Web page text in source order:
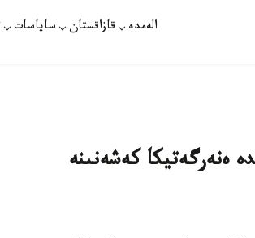
الەمدە قازاقستان ساياسات
ەنەرگەتيكا كەشەنىنە